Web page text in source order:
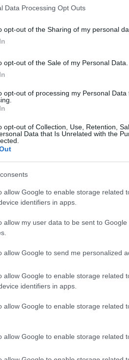
Data Processing Opt Outs
opt-out of the Sharing of my personal
opt-out of the Sale of my Personal Data.
opt-out of processing my Personal Data
opt-out of Collection, Use, Retention,
Data that Is Unrelated with the
allow Google to enable storage related
identifiers in apps.
allow my user data to be sent to
allow Google to send me personalized
allow Google to enable storage related
identifiers in apps.
allow Google to enable storage related
allow Google to enable storage related
évtizedek óta nyíltan vállaló
szükségességéről beszélt
azzal érvelt, hogy a
tartalmakért is.
nyilatkozat elton john
homofóbia